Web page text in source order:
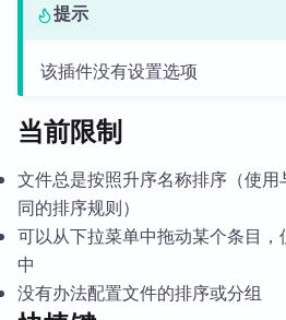
提示
该插件没有设置选项
当前限制
文件总是按照升序名称排序（使
同的排序规则）
可以从下拉菜单中拖动某个条目
中
没有办法配置文件的排序或分组